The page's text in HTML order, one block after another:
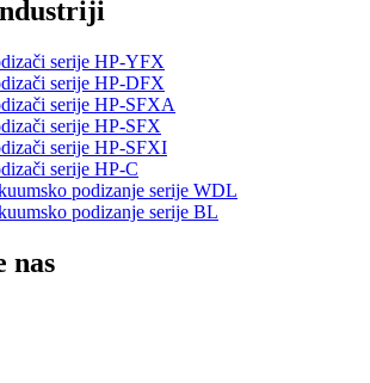
serije HP-YFX
serije HP-DFX
serije HP-SFXA
serije HP-SFX
serije HP-SFXI
serije HP-C
podizanje serije WDL
podizanje serije BL
nas